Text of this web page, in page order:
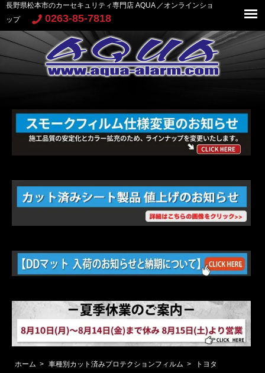
長野県松本市のカーセキュリティ専門店 AQUA ／オンラインショ
ップ
0263-85-7818
ホーム > 車種別カット済みプロテクションフィルム >
トヨタ